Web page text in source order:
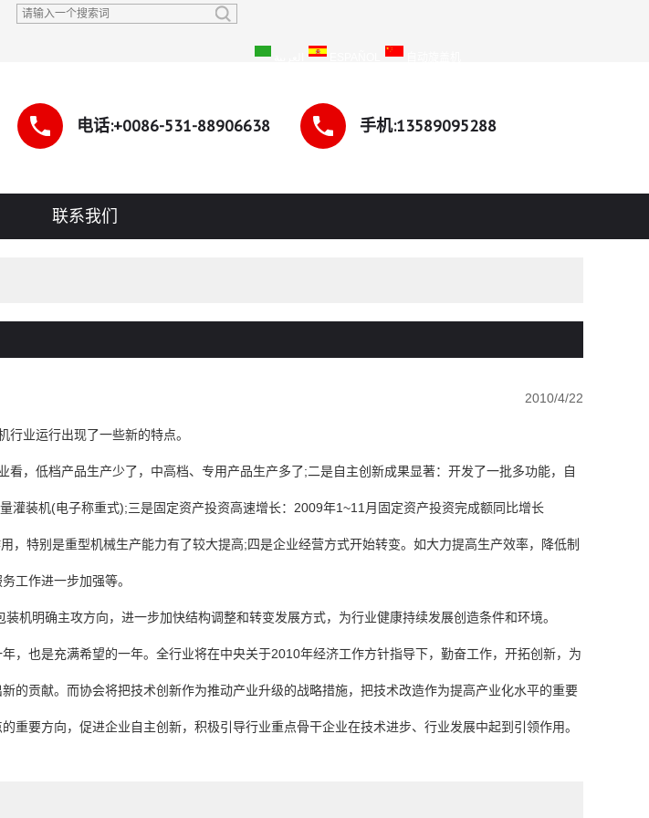
电话:+0086-531-88906638 手机:13589095288
联系我们
2010/4/22
业运行出现了一些新的特点。
看，低档产品生产少了，中高档、专用产品生产多了;二是自主创新成果显著：开发了一批多功能，自
灌装机(电子称重式);三是固定资产投资高速增长：2009年1~11月固定资产投资完成额同比增长
，特别是重型机械生产能力有了较大提高;四是企业经营方式开始转变。如大力提高生产效率，降低制
工作进一步加强等。
装机明确主攻方向，进一步加快结构调整和转变发展方式，为行业健康持续发展创造条件和环境。
，也是充满希望的一年。全行业将在中央关于2010年经济工作方针指导下，勤奋工作，开拓创新，为
的贡献。而协会将把技术创新作为推动产业升级的战略措施，把技术改造作为提高产业化水平的重要
重要方向，促进企业自主创新，积极引导行业重点骨干企业在技术进步、行业发展中起到引领作用。